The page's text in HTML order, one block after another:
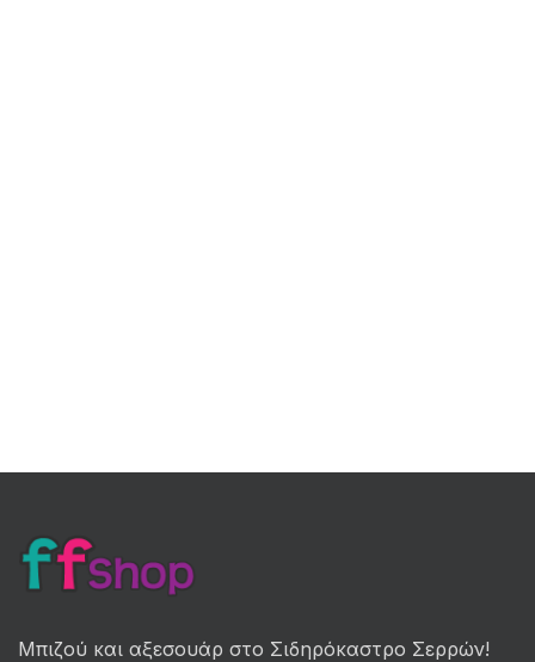
Μπιζού και αξεσουάρ στο Σιδηρόκαστρο Σερρών!